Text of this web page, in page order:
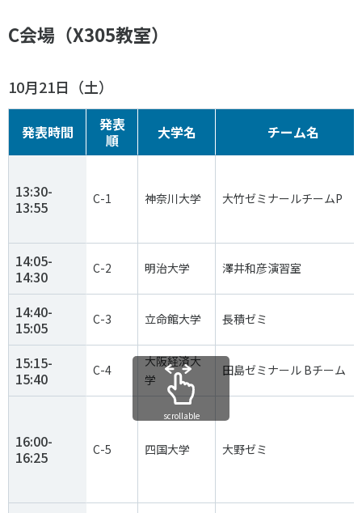
C会場（X305教室）
10月21日（土）
発表時間
発表
順
大学名 チーム名
13:30-
13:55
C-1 神奈川大学 大竹ゼミナールチームP
14:05-
14:30
C-2 明治大学 澤井和彦演習室
14:40-
15:05
C-3 立命館大学 長積ゼミ
15:15-
15:40
C-4
大阪経済大
学
田島ゼミナール Bチーム
16:00-
16:25
C-5 四国大学 大野ゼミ
scrollable